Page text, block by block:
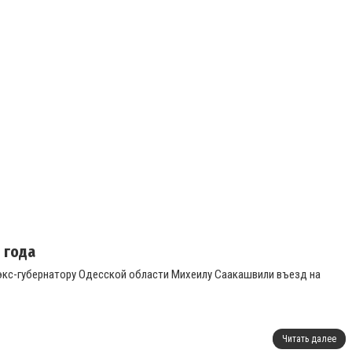
губернатору Одесской области Михеилу Саакашвили въезд на
Читать далее